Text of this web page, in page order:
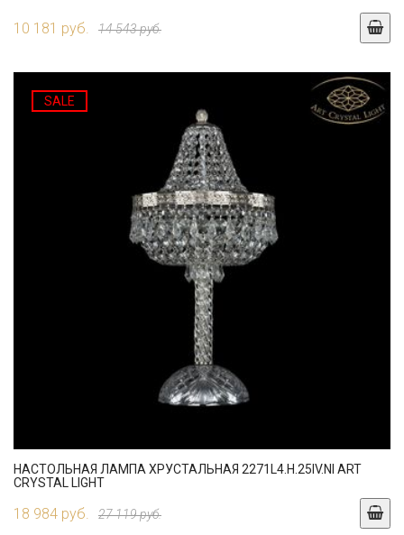
10 181 руб. 14 543 руб.
SALE
НАСТОЛЬНАЯ ЛАМПА ХРУСТАЛЬНАЯ 2271L4.H.25IV.NI ART
CRYSTAL LIGHT
18 984 руб. 27 119 руб.